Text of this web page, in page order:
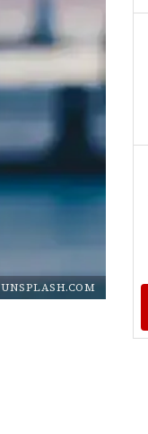
UNSPLASH.COM